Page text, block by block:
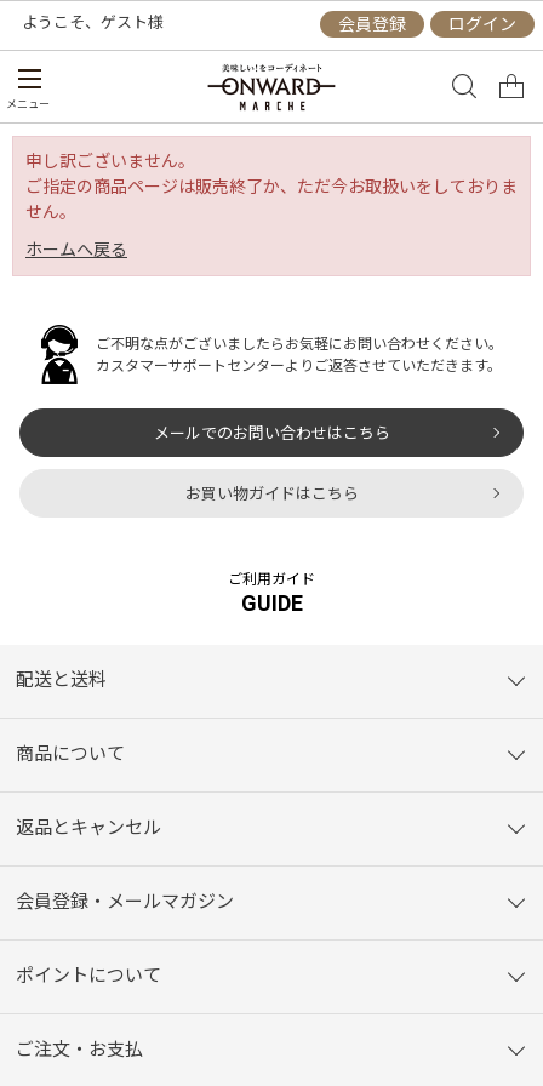
ようこそ、 ゲスト様 会員登録 ログイン
メニュー
申し訳ございません。
ご指定の商品ページは販売終了か、ただ今お取扱いをしておりま
せん。
ホームへ戻る
ご不明な点がございましたらお気軽にお問い合わせください。
カスタマーサポートセンターよりご返答させていただきます。
メールでのお問い合わせはこちら
お買い物ガイドはこちら
ご利用ガイド
GUIDE
配送と送料
商品について
返品とキャンセル
会員登録・メールマガジン
ポイントについて
ご注文・お支払